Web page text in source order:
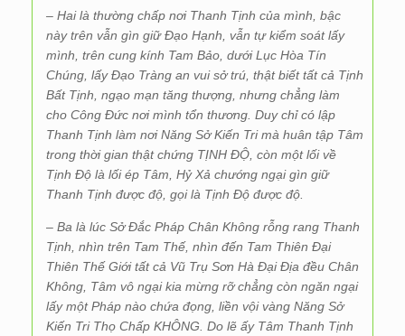
– Hai là thường chấp nơi Thanh Tịnh của mình, bậc
này trên vẫn gìn giữ Đạo Hạnh, vẫn tự kiểm soát lấy
mình, trên cung kính Tam Bảo, dưới Lục Hòa Tín
Chúng, lấy Đạo Tràng an vui sở trú, thật biết tất cả Tịnh
Bất Tịnh, ngạo mạn tăng thượng, nhưng chẳng làm
cho Công Đức nơi mình tổn thương. Duy chỉ có lập
Thanh Tịnh làm nơi Năng Sở Kiến Tri mà huân tập Tâm
trong thời gian thật chứng TỊNH ĐỘ, còn một lối về
Tịnh Độ là lối ép Tâm, Hỷ Xả chướng ngại gìn giữ
Thanh Tịnh được độ, gọi là Tịnh Độ được độ.
– Ba là lúc Sở Đắc Pháp Chân Không rỗng rang Thanh
Tịnh, nhìn trên Tam Thế, nhìn đến Tam Thiên Đại
Thiên Thế Giới tất cả Vũ Trụ Sơn Hà Đại Địa đều Chân
Không, Tâm vô ngại kia mừng rỡ chẳng còn ngăn ngại
lấy một Pháp nào chứa đọng, liền vội vàng Năng Sở
Kiến Tri Thọ Chấp KHÔNG. Do lẽ ấy Tâm Thanh Tịnh